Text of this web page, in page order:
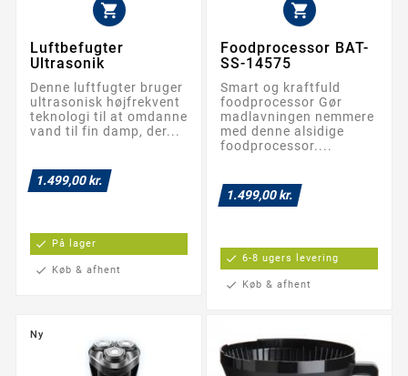

Luftbefugter
Ultrasonik
Denne luftfugter bruger
ultrasonisk højfrekvent
teknologi til at omdanne
vand til fin damp, der...
1.499,00 kr.
check På lager
check Køb & afhent

Foodprocessor BAT-
SS-14575
Smart og kraftfuld
foodprocessor Gør
madlavningen nemmere
med denne alsidige
foodprocessor....
1.499,00 kr.
check 6-8 ugers levering
check Køb & afhent
Ny